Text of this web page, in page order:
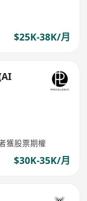
$25K-38K/月
獲股票期權
$30K-35K/月